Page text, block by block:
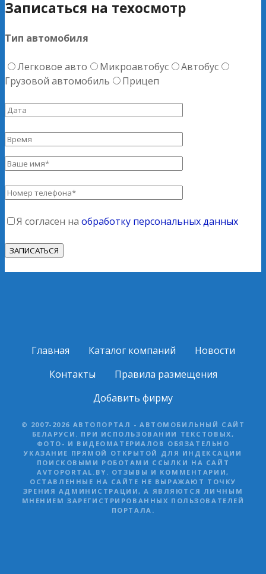
Записаться на техосмотр
Тип автомобиля
Легковое авто Микроавтобус
Автобус
Грузовой автомобиль
Прицеп
Я согласен на обработку персональных данных
Главная Каталог компаний
Новости
Контакты
Правила размещения
Добавить фирму
© 2007-2026 АВТОПОРТАЛ - АВТОМОБИЛЬНЫЙ САЙТ
БЕЛАРУСИ. ПРИ ИСПОЛЬЗОВАНИИ ТЕКСТОВЫХ,
ФОТО- И ВИДЕОМАТЕРИАЛОВ ОБЯЗАТЕЛЬНО
УКАЗАНИЕ ПРЯМОЙ ОТКРЫТОЙ ДЛЯ ИНДЕКСАЦИИ
ПОИСКОВЫМИ РОБОТАМИ ССЫЛКИ НА САЙТ
AVTOPORTAL.BY. ОТЗЫВЫ И КОММЕНТАРИИ,
ОСТАВЛЕННЫЕ НА САЙТЕ НЕ ВЫРАЖАЮТ ТОЧКУ
ЗРЕНИЯ АДМИНИСТРАЦИИ, А ЯВЛЯЮТСЯ ЛИЧНЫМ
МНЕНИЕМ ЗАРЕГИСТРИРОВАННЫХ ПОЛЬЗОВАТЕЛЕЙ
ПОРТАЛА.